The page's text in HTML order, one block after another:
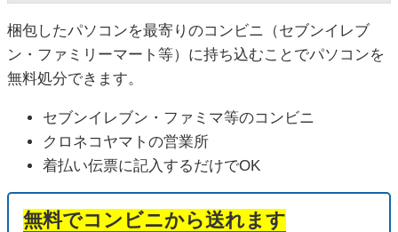
梱包したパソコンを最寄りのコンビニ（セブンイレブ
ン・ファミリーマート等）に持ち込むことでパソコンを
無料処分できます。
セブンイレブン・ファミマ等のコンビニ
クロネコヤマトの営業所
着払い伝票に記入するだけでOK
無料でコンビニから送れます